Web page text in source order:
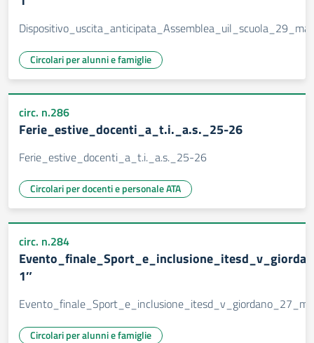
Circolari per alunni e famiglie
circ. n.286
Ferie_estive_docenti_a_t.i._a.s._25-26
Ferie_estive_docenti_a_t.i._a.s._25-26
Circolari per docenti e personale ATA
circ. n.284
1″
Circolari per alunni e famiglie